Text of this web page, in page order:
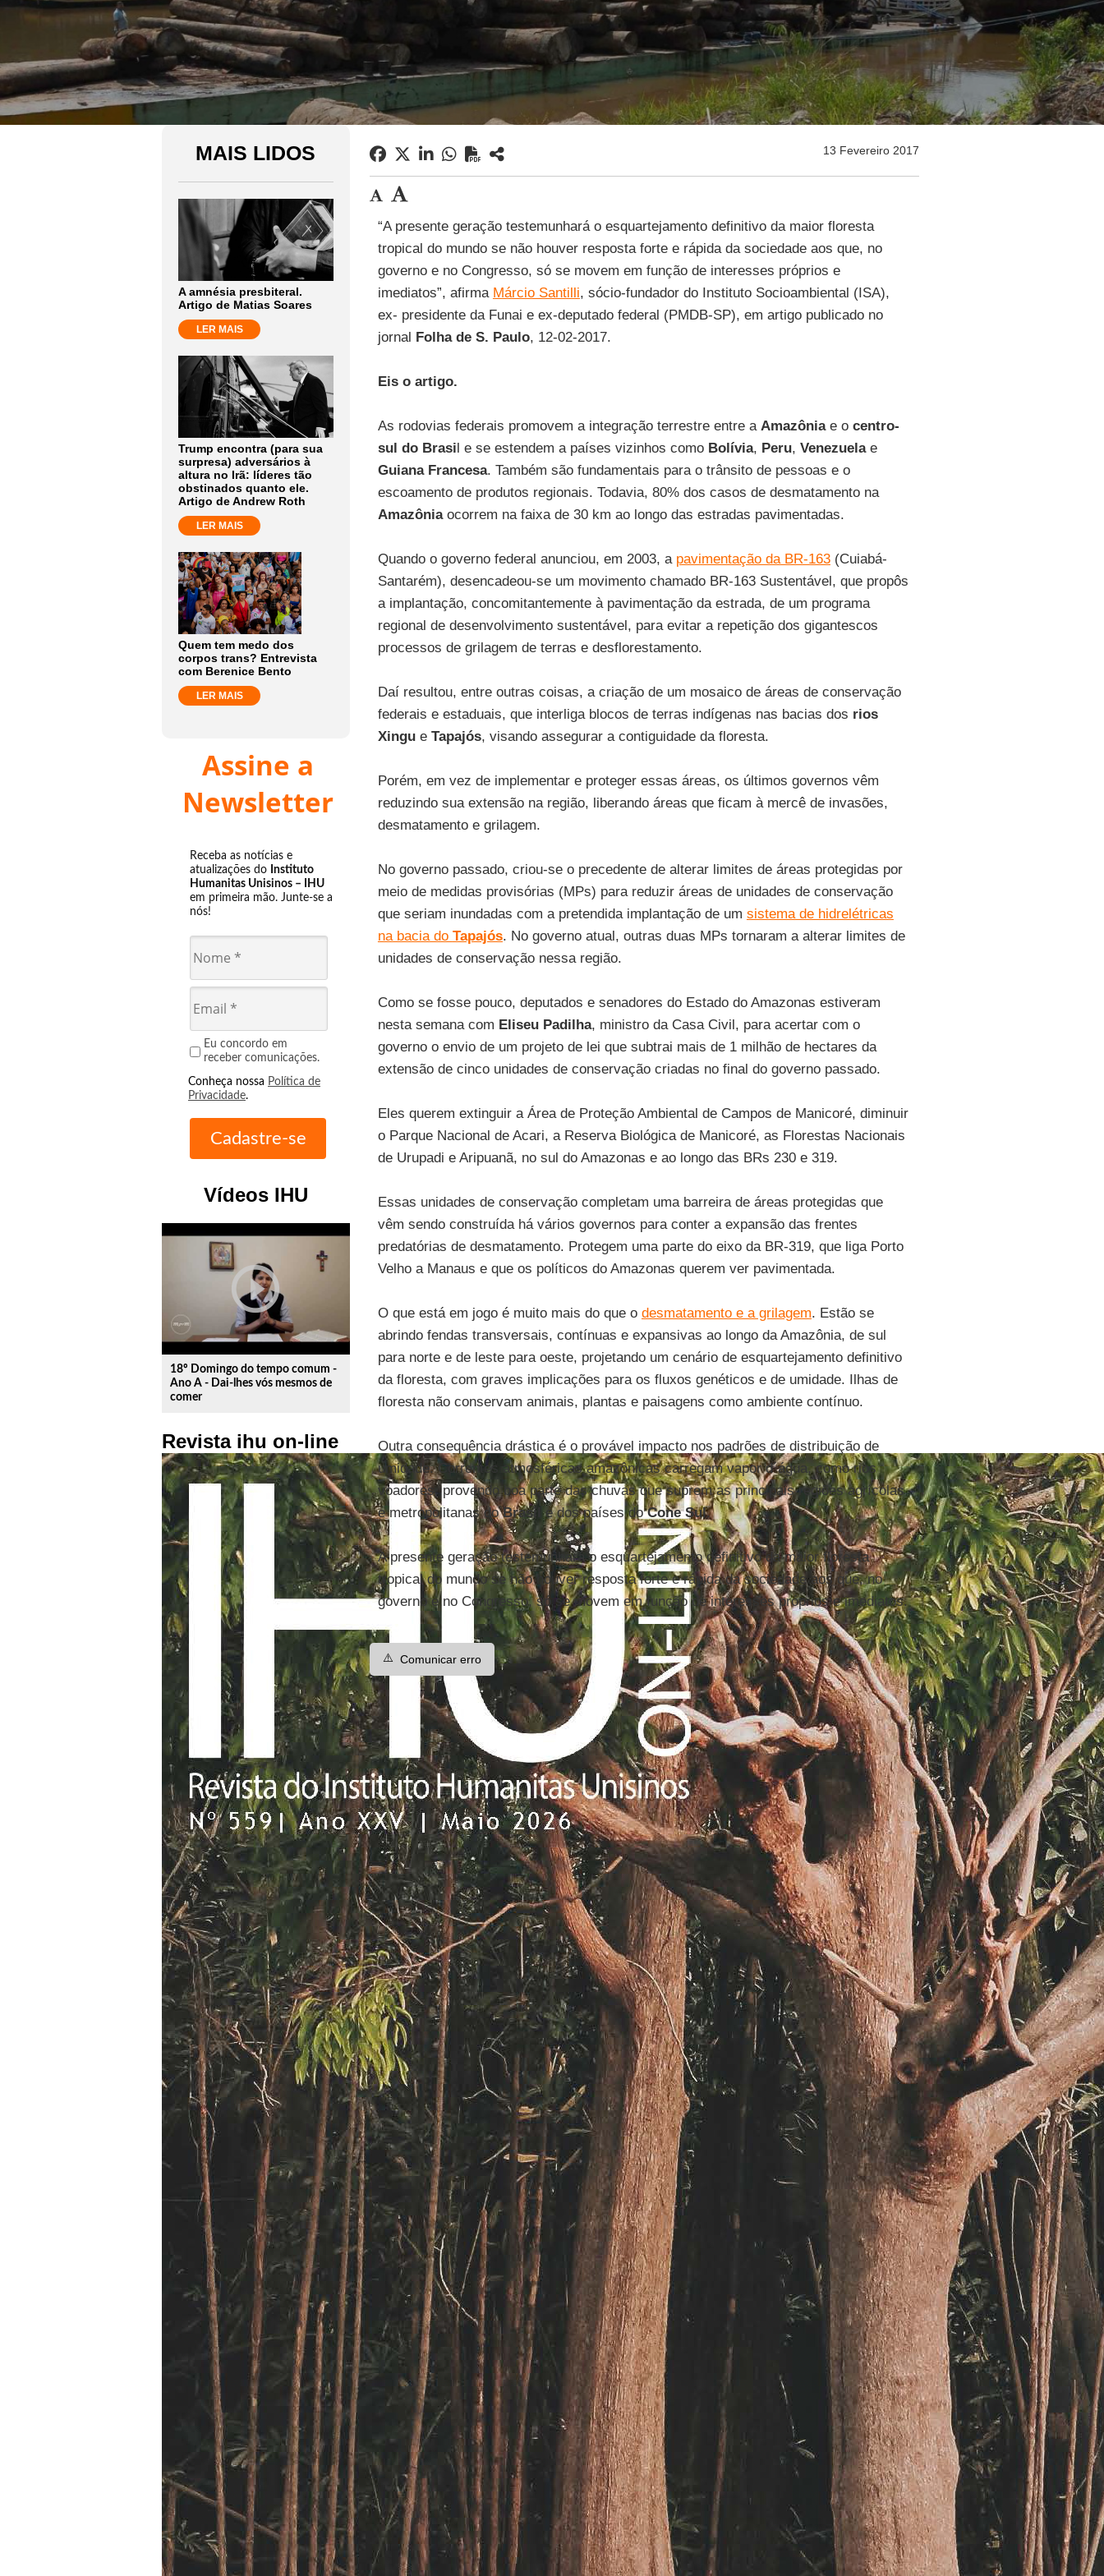
MAIS LIDOS
A amnésia presbiteral.
Artigo de Matias Soares
LER MAIS
Trump encontra (para sua
surpresa) adversários à
altura no Irã: líderes tão
obstinados quanto ele.
Artigo de Andrew Roth
LER MAIS
Quem tem medo dos
corpos trans? Entrevista
com Berenice Bento
LER MAIS
Assine a
Newsletter
Receba as notícias e
atualizações do Instituto
Humanitas Unisinos – IHU
em primeira mão. Junte-se a
nós!
Eu concordo em
receber comunicações.
Conheça nossa Política de
Privacidade.
Vídeos IHU
play_circle_outline
18º Domingo do tempo comum -
Ano A - Dai-lhes vós mesmos de
comer
Revista ihu on-line
13 Fevereiro 2017
“A presente geração testemunhará o esquartejamento definitivo da maior floresta
tropical do mundo se não houver resposta forte e rápida da sociedade aos que, no
governo e no Congresso, só se movem em função de interesses próprios e
imediatos”, afirma Márcio Santilli, sócio-fundador do Instituto Socioambiental (ISA),
ex- presidente da Funai e ex-deputado federal (PMDB-SP), em artigo publicado no
jornal Folha de S. Paulo, 12-02-2017.
Eis o artigo.
As rodovias federais promovem a integração terrestre entre a Amazôniae o centro-
sul do Brasil e se estendem a países vizinhos como Bolívia, Peru, Venezuelae
Guiana Francesa. Também são fundamentais para o trânsito de pessoas e o
escoamento de produtos regionais. Todavia, 80% dos casos de desmatamento na
Amazôniaocorrem na faixa de 30 km ao longo das estradas pavimentadas.
Quando o governo federal anunciou, em 2003, a pavimentação da BR-163(Cuiabá-
Santarém), desencadeou-se um movimento chamado BR-163 Sustentável, que propôs
a implantação, concomitantemente à pavimentação da estrada, de um programa
regional de desenvolvimento sustentável, para evitar a repetição dos gigantescos
processos de grilagem de terras e desflorestamento.
Daí resultou, entre outras coisas, a criação de um mosaico de áreas de conservação
federais e estaduais, que interliga blocos de terras indígenas nas bacias dos rios
Xingu e Tapajós, visando assegurar a contiguidade da floresta.
Porém, em vez de implementar e proteger essas áreas, os últimos governos vêm
reduzindo sua extensão na região, liberando áreas que ficam à mercê de invasões,
desmatamento e grilagem.
No governo passado, criou-se o precedente de alterar limites de áreas protegidas por
meio de medidas provisórias (MPs) para reduzir áreas de unidades de conservação
que seriam inundadas com a pretendida implantação de um sistema de hidrelétricas
na bacia do Tapajós. No governo atual, outras duas MPs tornaram a alterar limites de
unidades de conservação nessa região.
Como se fosse pouco, deputados e senadores do Estado do Amazonas estiveram
nesta semana com Eliseu Padilha, ministro da Casa Civil, para acertar com o
governo o envio de um projeto de lei que subtrai mais de 1 milhão de hectares da
extensão de cinco unidades de conservação criadas no final do governo passado.
Eles querem extinguir a Área de Proteção Ambiental de Campos de Manicoré, diminuir
o Parque Nacional de Acari, a Reserva Biológica de Manicoré, as Florestas Nacionais
de Urupadi e Aripuanã, no sul do Amazonas e ao longo das BRs 230 e 319.
Essas unidades de conservação completam uma barreira de áreas protegidas que
vêm sendo construída há vários governos para conter a expansão das frentes
predatórias de desmatamento. Protegem uma parte do eixo da BR-319, que liga Porto
Velho a Manaus e que os políticos do Amazonas querem ver pavimentada.
O que está em jogo é muito mais do que o desmatamento e a grilagem. Estão se
abrindo fendas transversais, contínuas e expansivas ao longo da Amazônia, de sul
para norte e de leste para oeste, projetando um cenário de esquartejamento definitivo
da floresta, com graves implicações para os fluxos genéticos e de umidade. Ilhas de
floresta não conservam animais, plantas e paisagens como ambiente contínuo.
Outra consequência drástica é o provável impacto nos padrões de distribuição de
umidade. Correntes atmosféricas amazônicas carregam vapor d´água, como rios
voadores, provendo boa parte das chuvas que suprem as principais regiões agrícolas
e metropolitanas doBrasil e dos países doCone Sul.
A presente geração testemunhará o esquartejamento definitivo da maior floresta
tropical do mundo se não houver resposta forte e rápida da sociedade aos que, no
governo e no Congresso, só se movem em função de interesses próprios e imediatos.
⚠️ Comunicar erro